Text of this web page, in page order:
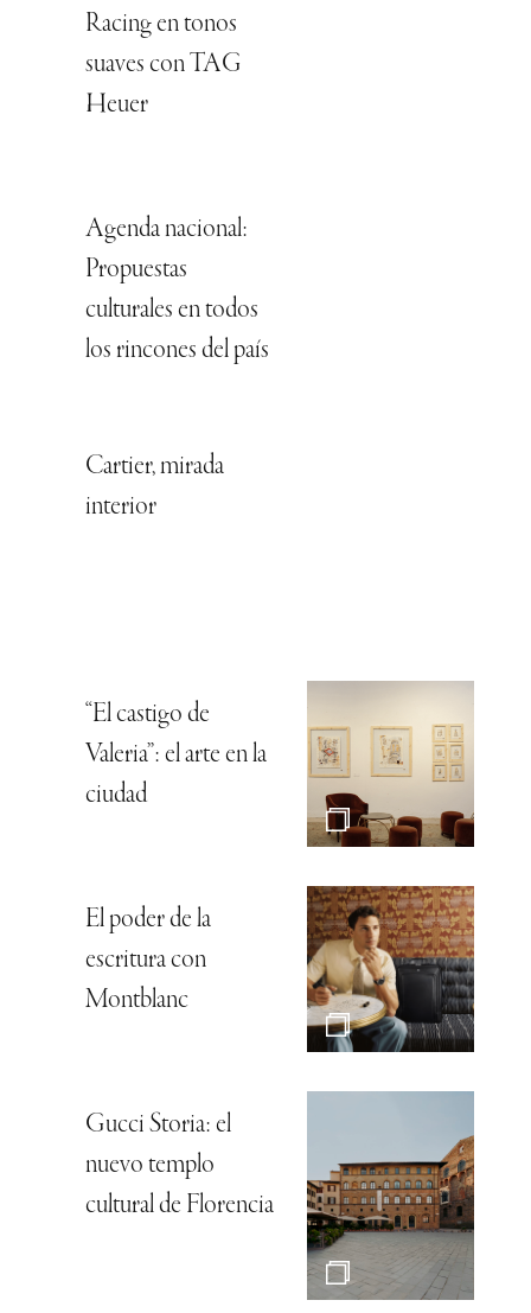
Racing en tonos
suaves con TAG
Heuer
Agenda nacional:
Propuestas
culturales en todos
los rincones del país
Cartier, mirada
interior
“El castigo de
Valeria”: el arte en la
ciudad
El poder de la
escritura con
Montblanc
Gucci Storia: el
nuevo templo
cultural de Florencia